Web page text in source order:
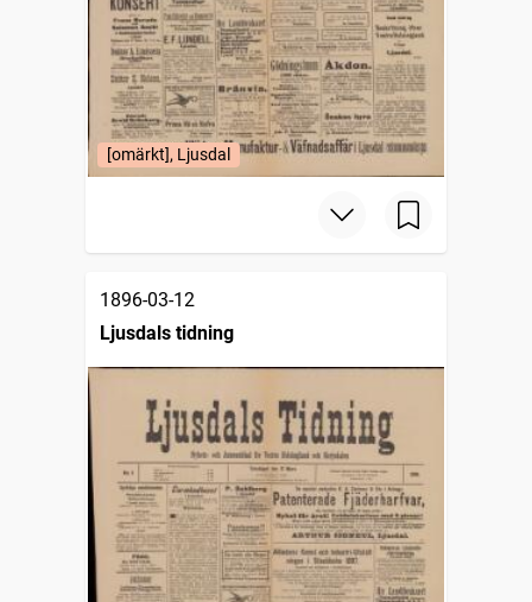
[omärkt], Ljusdal
1896-03-12
Ljusdals tidning